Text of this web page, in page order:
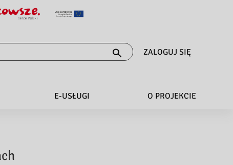
ZALOGUJ SIĘ
E-USŁUGI O PROJEKCIE